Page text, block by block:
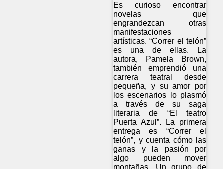
Es curioso encontrar
novelas que
engrandezcan otras
manifestaciones
artísticas. “Correr el telón”
es una de ellas. La
autora, Pamela Brown,
también emprendió una
carrera teatral desde
pequeña, y su amor por
los escenarios lo plasmó
a través de su saga
literaria de “El teatro
Puerta Azul”. La primera
entrega es “Correr el
telón”, y cuenta cómo las
ganas y la pasión por
algo pueden mover
montañas. Un grupo de